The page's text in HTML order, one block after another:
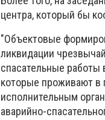
центра, который бы
"Объектовые
ликвидации
спасательные работы
которые проживают в
исполнительным
аварийно-